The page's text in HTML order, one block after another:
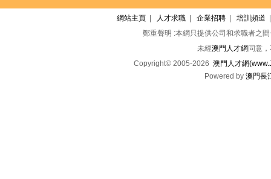
網站主頁 人才求職 企業招聘 培訓頻道
鄭重聲明 :本網只提供公司和求職者之
未經澳門人才網 同意
Copyright© 2005-2026 澳門人才網
Powered by 澳門長